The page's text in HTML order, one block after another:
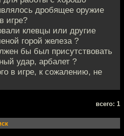
дробящее оружие
игре?
клевцы или другие
горой железа ?
бы был присутствовать
удар, арбалет ?
в игре, к сожалению, не
всего: 1